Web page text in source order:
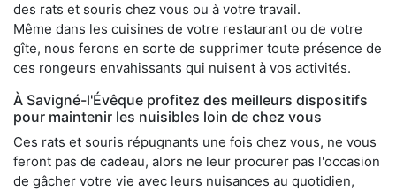
des rats et souris chez vous ou à votre travail.
Même dans les cuisines de votre restaurant ou de votre
gîte, nous ferons en sorte de supprimer toute présence de
ces rongeurs envahissants qui nuisent à vos activités.
À Savigné-l'Évêque profitez des meilleurs dispositifs
pour maintenir les nuisibles loin de chez vous
Ces rats et souris répugnants une fois chez vous, ne vous
feront pas de cadeau, alors ne leur procurer pas l'occasion
de gâcher votre vie avec leurs nuisances au quotidien,